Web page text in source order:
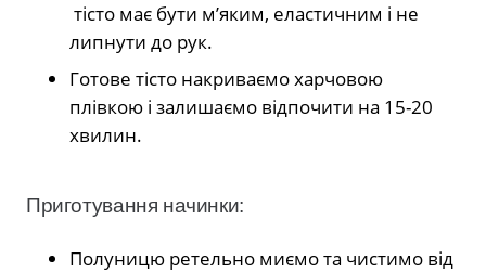
тісто має бути м’яким, еластичним і не
липнути до рук.
Готове тісто накриваємо харчовою
плівкою і залишаємо відпочити на 15-20
хвилин.
Приготування начинки:
Полуницю ретельно миємо та чистимо від